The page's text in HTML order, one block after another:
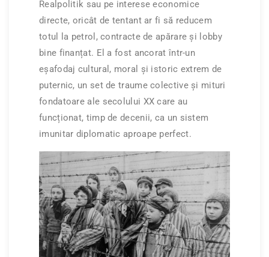
Realpolitik sau pe interese economice
directe, oricât de tentant ar fi să reducem
totul la petrol, contracte de apărare și lobby
bine finanțat. El a fost ancorat într-un
eșafodaj cultural, moral și istoric extrem de
puternic, un set de traume colective și mituri
fondatoare ale secolului XX care au
funcționat, timp de decenii, ca un sistem
imunitar diplomatic aproape perfect.